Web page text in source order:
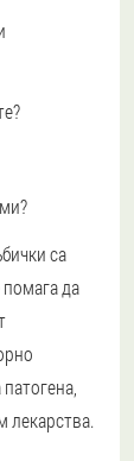
са
да
лекарства.